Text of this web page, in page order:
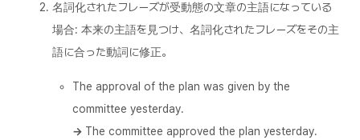
名詞化されたフレーズが受動態の文章の主語になっている
場合: 本来の主語を見つけ、名詞化されたフレーズをその主
語に合った動詞に修正。
The approval of the plan was given by the
committee yesterday.
→ The committee approved the plan yesterday.